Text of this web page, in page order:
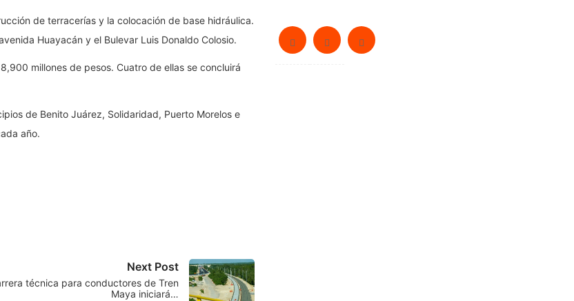
de terracerías y la colocación de base hidráulica.
Huayacán y el Bulevar Luis Donaldo Colosio.
millones de pesos. Cuatro de ellas se concluirá
de Benito Juárez, Solidaridad, Puerto Morelos e
año.
Next Post
técnica para conductores de Tren
Maya iniciará…